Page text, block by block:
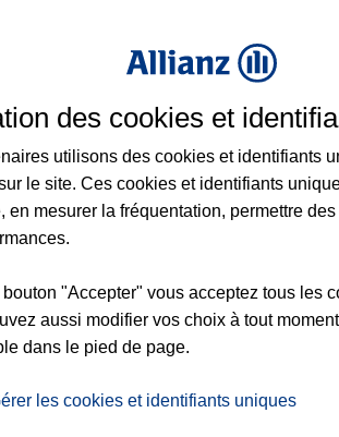
Conseils santé
Conseils animal de compagnie
Protection juridique immobilière
des cookies et
utilisons des cookies et identifiants
le site. Ces cookies et identifiants
en mesurer la fréquentation, permettre
"Accepter" vous acceptez tous les
aussi modifier vos choix à tout
dans le pied de page.
les cookies et identifiants uniques